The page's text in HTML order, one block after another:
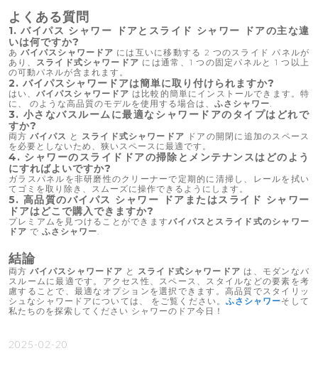
よくある質問
1. バイパス シャワー ドアとスライド シャワー ドアの主な違
いは何ですか?
あ バイパスシャワードア には互いに移動する 2 つのスライド パネルが
あり、
スライド式シャワードア には通常、1 つの固定パネルと 1 つ以上
の可動パネルが含まれます。
2. バイパスシャワードアは簡単に取り付けられますか?
はい、 バイパスシャワードア は比較的簡単にインストールできます。特
に、 のような高品質のモデルを使用する場合は、 ふさシャワー
3. 小さなバスルームに最適なシャワードアのタイプはどれで
すか?
両方 バイパス と スライド式シャワードア ドアの開閉に追加のスペース
を必要としないため、狭いスペースに最適です。
4. シャワーのスライドドアの掃除とメンテナンスはどのよう
にすればよいですか?
ガラスパネルを非研磨性のクリーナーで定期的に清掃し、レールを拭い
てゴミを取り除き、スムーズに操作できるようにします。
5. 高品質のバイパス シャワー ドアまたはスライド シャワー
ドアはどこで購入できますか?
プレミアムを見つけることができますバイパスとスライド式のシャワー
ドア で ふさシャワー
結論
両方 バイパスシャワードア と スライド式シャワードア は、モダンなバ
スルームに最適です。アクセス性、スペース、スタイルなどの要素を考
慮することで、最適なオプションを選択できます。高品質でスタイリッ
シュなシャワードアについては、 をご覧ください。 ふさシャワーそして
私たちのを探索してください シャワーのドア今日！
2025-02-20